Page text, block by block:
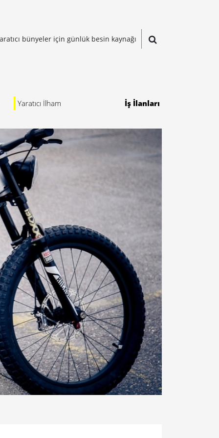
bünyeler için günlük besin kaynağı
Yaratıcı İlham İş İlanları